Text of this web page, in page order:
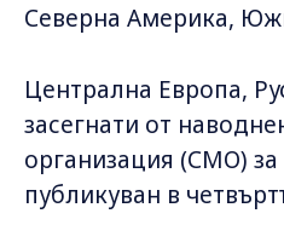
Северна Америка,
Централна Европа,
засегнати от
организация (СМО) за
публикуван в